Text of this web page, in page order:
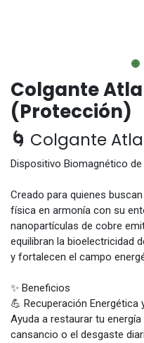
Colgante
(Protección)
🌀 Colgante
Dispositivo Biomagnético
Creado para quienes
física en armonía con su
nanopartículas de cobre
equilibran la bioelectricidad
y fortalecen el campo
✨ Beneficios
💪 Recuperación Energética
Ayuda a restaurar tu
cansancio o el desgaste